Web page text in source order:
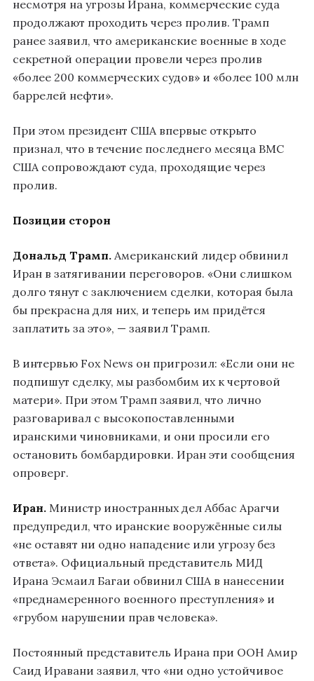
несмотря на угрозы Ирана, коммерческие суда
продолжают проходить через пролив. Трамп
ранее заявил, что американские военные в ходе
секретной операции провели через пролив
«более 200 коммерческих судов» и «более 100 млн
баррелей нефти».
При этом президент США впервые открыто
признал, что в течение последнего месяца ВМС
США сопровождают суда, проходящие через
пролив.
Позиции сторон
Дональд Трамп. Американский лидер обвинил
Иран в затягивании переговоров. «Они слишком
долго тянут с заключением сделки, которая была
бы прекрасна для них, и теперь им придётся
заплатить за это», — заявил Трамп.
В интервью Fox News он пригрозил: «Если они не
подпишут сделку, мы разбомбим их к чертовой
матери». При этом Трамп заявил, что лично
разговаривал с высокопоставленными
иранскими чиновниками, и они просили его
остановить бомбардировки. Иран эти сообщения
опроверг.
Иран. Министр иностранных дел Аббас Арагчи
предупредил, что иранские вооружённые силы
«не оставят ни одно нападение или угрозу без
ответа». Официальный представитель МИД
Ирана Эсмаил Багаи обвинил США в нанесении
«преднамеренного военного преступления» и
«грубом нарушении прав человека».
Постоянный представитель Ирана при ООН Амир
Саид Иравани заявил, что «ни одно устойчивое